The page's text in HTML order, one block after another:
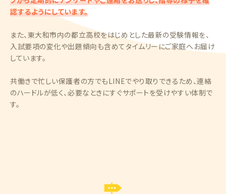
認するようにしています。
また、東大和市内の都立高校をはじめとした最新の受験情報を、
入試要項の変化や出題傾向も含めてタイムリーにご家庭へお届け
しています。
共働きで忙しい保護者の方でもLINEでやり取りできるため、連絡
のハードルが低く、必要なときにすぐサポートを受けやすい体制で
す。